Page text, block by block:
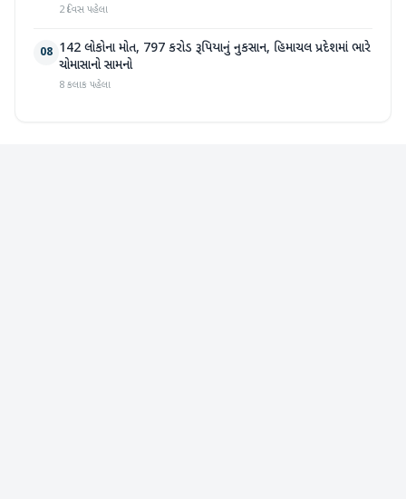
2 દિવસ પહેલા
08 142 લોકોના મોત, 797 કરોડ રૂપિયાનું નુકસાન, હિમાચલ પ્રદેશમાં ભારે
ચોમાસાનો સામનો
8 કલાક પહેલા